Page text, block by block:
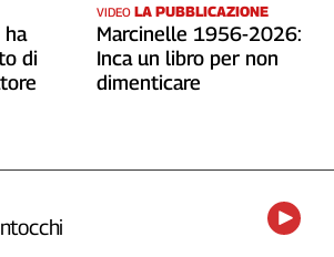
ha
di
VIDEO LA PUBBLICAZIONE
Marcinelle 1956-2026:
Inca un libro per non
dimenticare